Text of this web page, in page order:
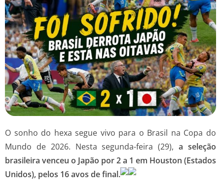
O sonho do hexa segue vivo para o Brasil na Copa do
Mundo de 2026. Nesta segunda-feira (29),a seleção
brasileira venceu o Japão por 2 a 1 em Houston (Estados
Unidos), pelos 16 avos de final.